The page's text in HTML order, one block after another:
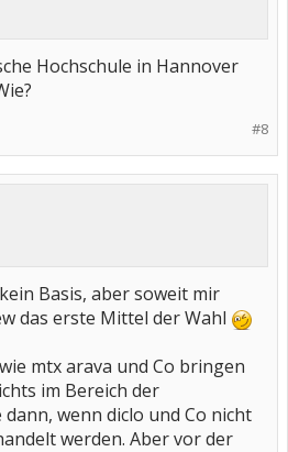
Hochschule in Hannover
#8
Basis, aber soweit mir
das erste Mittel der Wahl
mtx arava und Co bringen
im Bereich der
wenn diclo und Co nicht
werden. Aber vor der